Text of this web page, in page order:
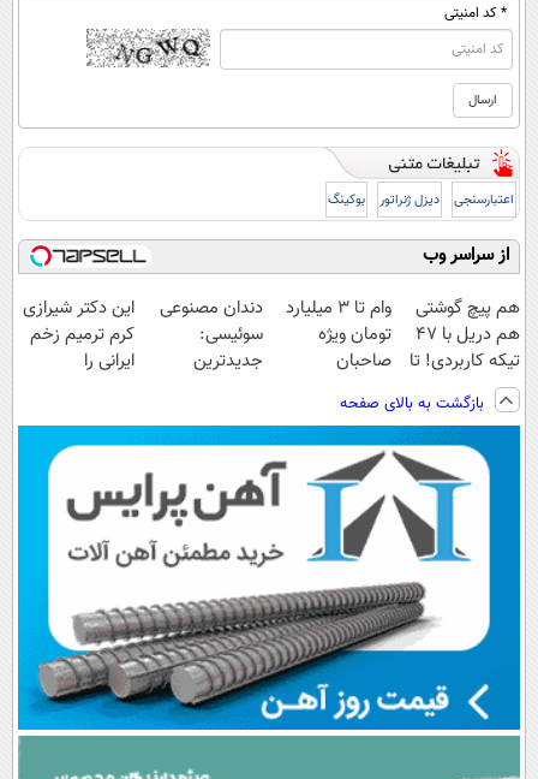
* کد امنیتی
اعتبارسنجی دیزل ژنراتور بوکینگ
از سراسر وب
هم پیچ گوشتی
هم دریل با 47
تیکه کاربردی! تا
تخفیف داره
بخرش!🔥
وام تا ۳ میلیارد
تومان ویژه
صاحبان
آنلاین و حضوری
دندان مصنوعی
سوئیسی:
جدیدترین
پرداخت قسطی
این دکتر شیرازی
کرم ترمیم زخم
ایرانی را
بازگشت به بالای صفحه